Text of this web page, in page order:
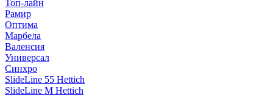
Топ-лайн
Рамир
Оптима
Марбела
Валенсия
Универсал
Синхро
SlideLine 55 Hettich
SlideLine M Hettich